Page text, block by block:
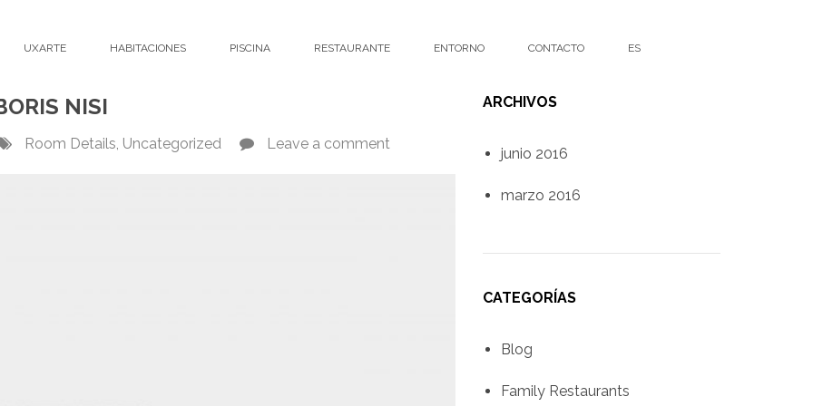
UXARTE HABITACIONES PISCINA RESTAURANTE ENTORNO CONTACTO ES
NISI
Room Details, Uncategorized Leave a comment
ARCHIVOS
junio 2016
marzo 2016
CATEGORÍAS
Blog
Family Restaurants